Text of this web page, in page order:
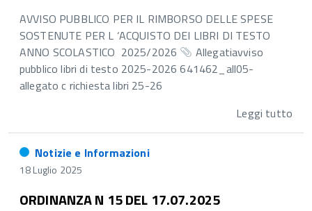
AVVISO PUBBLICO PER IL RIMBORSO DELLE SPESE
SOSTENUTE PER L ‘ACQUISTO DEI LIBRI DI TESTO
ANNO SCOLASTICO 2025/2026
Allegatiavviso
pubblico libri di testo 2025-2026 641462_all05-
allegato c richiesta libri 25-26
Leggi tutto
Notizie e Informazioni
18 Luglio 2025
ORDINANZA N 15 DEL 17.07.2025